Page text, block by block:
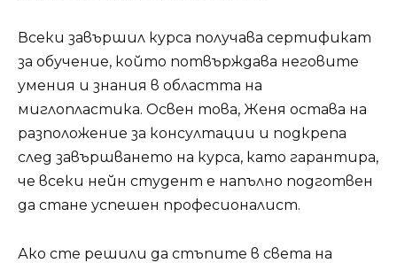
Всеки завършил курса получава сертификат
за обучение, който потвърждава неговите
умения и знания в областта на
миглопластика. Освен това, Женя остава на
разположение за консултации и подкрепа
след завършването на курса, като гарантира,
че всеки нейн студент е напълно подготвен
да стане успешен професионалист.
Ако сте решили да стъпите в света на